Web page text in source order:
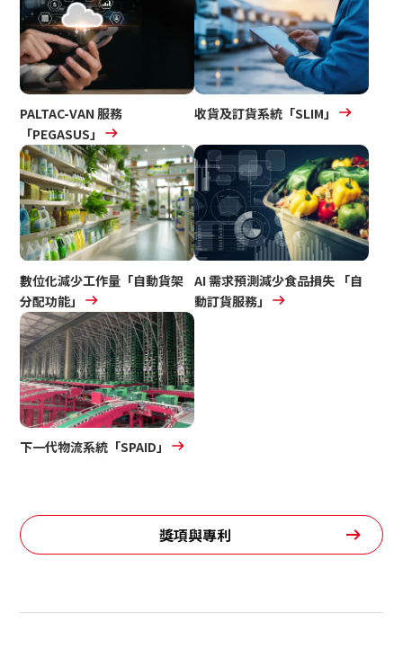
PALTAC-VAN 服務
「PEGASUS」
收貨及訂貨系統 「SLIM」
數位化減少工作量 「自動貨架
分配功能」
AI 需求預測減少食品損失 「自
動訂貨服務」
下一代物流系統 「SPAID」
獎項與專利